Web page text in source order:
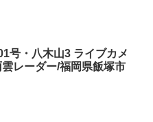
号・八木山3 ライブカメ
雲レーダー/福岡県飯塚市